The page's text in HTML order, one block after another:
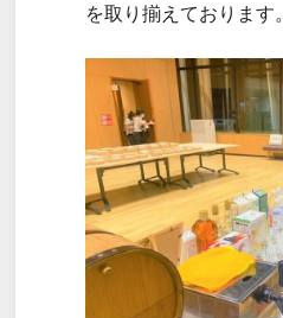
を取り揃えております。